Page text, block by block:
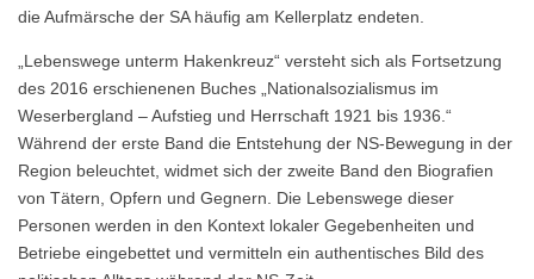
die Aufmärsche der SA häufig am Kellerplatz endeten.
„Lebenswege unterm Hakenkreuz“ versteht sich als Fortsetzung
des 2016 erschienenen Buches „Nationalsozialismus im
Weserbergland – Aufstieg und Herrschaft 1921 bis 1936.“
Während der erste Band die Entstehung der NS-Bewegung in der
Region beleuchtet, widmet sich der zweite Band den Biografien
von Tätern, Opfern und Gegnern. Die Lebenswege dieser
Personen werden in den Kontext lokaler Gegebenheiten und
Betriebe eingebettet und vermitteln ein authentisches Bild des